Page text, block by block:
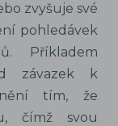
zvyšuje své
pohledávek
Příkladem
závazek k
tím, že
čímž svou